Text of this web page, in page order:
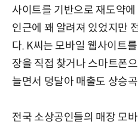
사이트를 기반으로 재도약
인근에 꽤 알려져 있었지만
다. K씨는 모바일 웹사이트
장을 직접 찾거나 스마트폰
늘면서 덩달아 매출도 상승
전국 소상공인들의 매장 모